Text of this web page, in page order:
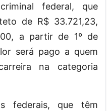
federal, que
de R$ 33.721,23,
a partir de 1º de
será pago a quem
na categoria
federais, que têm